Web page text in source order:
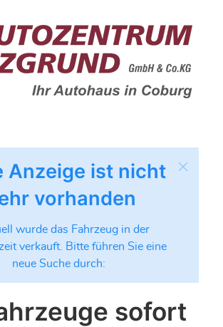
Anzeige ist nicht
vorhanden
wurde das Fahrzeug in der
verkauft. Bitte führen Sie eine
neue Suche durch:
sofort